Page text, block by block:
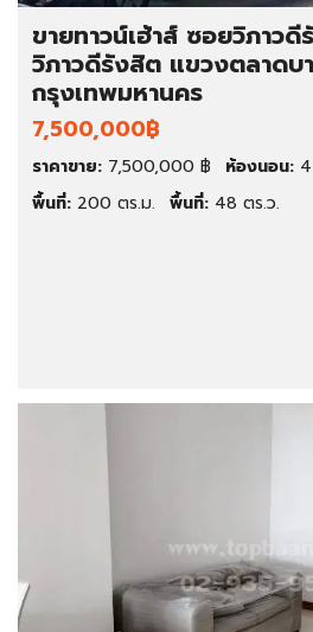
ขายทาวน์เฮ้าส์ ซอยวิภาว
วิภาวดีรังสิต แขวงตลาดบ
กรุงเทพมหานคร
7,500,000฿
ราคาขาย: 7,500,000 ฿ ห้องนอน: 4
พื้นที่: 200 ตร.ม. พื้นที่: 48 ตร.ว.